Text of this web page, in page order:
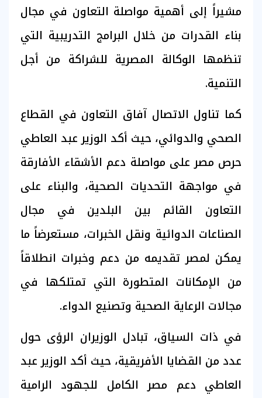
مشيراً إلى أهمية مواصلة التعاون في مجال
بناء القدرات من خلال البرامج التدريبية التي
تنظمها الوكالة المصرية للشراكة من أجل
التنمية.
كما تناول الاتصال آفاق التعاون في القطاع
الصحي والدوائي، حيث أكد الوزير عبد العاطي
حرص مصر على مواصلة دعم الأشقاء الأفارقة
في مواجهة التحديات الصحية، والبناء على
التعاون القائم بين البلدين في مجال
الصناعات الدوائية ونقل الخبرات، مستعرضاً ما
يمكن لمصر تقديمه من دعم وخبرات انطلاقاً
من الإمكانات المتطورة التي تمتلكها في
مجالات الرعاية الصحية وتصنيع الدواء.
في ذات السياق، تبادل الوزيران الرؤى حول
عدد من القضايا الأفريقية، حيث أكد الوزير عبد
العاطي دعم مصر الكامل للجهود الرامية